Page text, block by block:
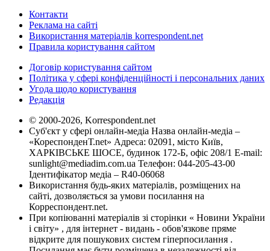
Контакти
Реклама на сайті
Використання матеріалів korrespondent.net
Правила користування сайтом
Договір користування сайтом
Політика у сфері конфіденційності і персональних даних
Угода щодо користування
Редакція
© 2000-2026, Korrespondent.net
Суб'єкт у сфері онлайн-медіа Назва онлайн-медіа –
«КореспонденТ.net» Адреса: 02091, місто Київ,
ХАРКІВСЬКЕ ШОСЕ, будинок 172-Б, офіс 208/1 E-mail:
sunlight@mediadim.com.ua Телефон: 044-205-43-00
Ідентифікатор медіа – R40-06068
Використання будь-яких матеріалів, розміщених на
сайті, дозволяється за умови посилання на
Корреспондент.net.
При копіюванні матеріалів зі сторінки « Новини України
і світу» , для інтернет - видань - обов'язкове пряме
відкрите для пошукових систем гіперпосилання .